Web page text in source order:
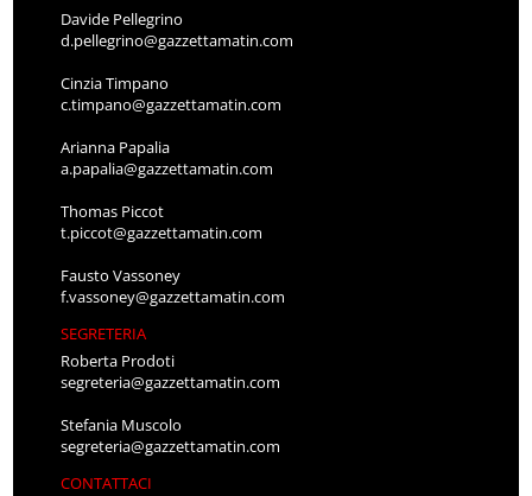
Davide Pellegrino
d.pellegrino@gazzettamatin.com
Cinzia Timpano
c.timpano@gazzettamatin.com
Arianna Papalia
a.papalia@gazzettamatin.com
Thomas Piccot
t.piccot@gazzettamatin.com
Fausto Vassoney
f.vassoney@gazzettamatin.com
SEGRETERIA
Roberta Prodoti
segreteria@gazzettamatin.com
Stefania Muscolo
segreteria@gazzettamatin.com
CONTATTACI